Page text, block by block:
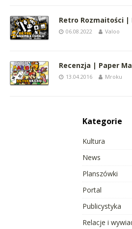
Retro Rozmaitości |
06.08.2022 Valoo
Recenzja | Paper
13.04.2016 Mroku
Kategorie
Kultura
News
Planszówki
Portal
Publicystyka
Relacje i